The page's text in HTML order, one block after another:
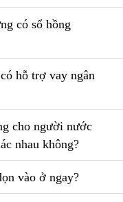
có sổ hồng
hỗ trợ vay ngân
cho người nước
nhau không?
vào ở ngay?